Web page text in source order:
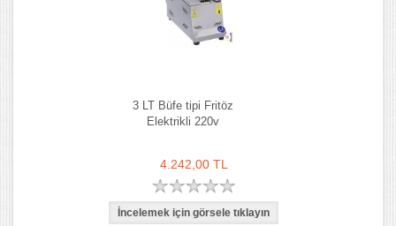
3 LT Büfe tipi Fritöz
Elektrikli 220v
4.242,00 TL